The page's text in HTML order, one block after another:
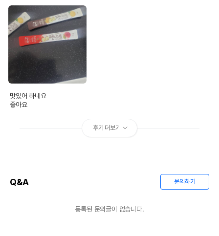
맛있어 하네요
좋아요
후기 더보기
Q&A 문의하기
등록된 문의글이 없습니다.